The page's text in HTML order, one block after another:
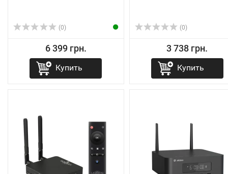
(0)
6 399 грн.
Купить
(0)
3 738 грн.
Купить